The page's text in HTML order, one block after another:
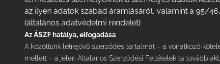
az ilyen adatok szabad áramlásáról, valamint a 95/
(általános adatvédelmi rendelet)
Az ÁSZF hatálya, elfogadása
A közöttünk létrejövő szerződés tartalmát – a vonatkozó
mellett – a jelen Általános Szerződési Feltételek (a